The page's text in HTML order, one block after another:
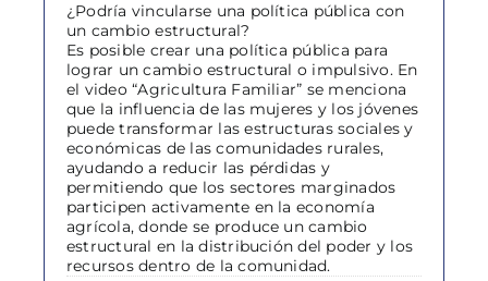
¿Podría vincularse una política pública con
un cambio estructural?
Es posible crear una política pública para
lograr un cambio estructural o impulsivo. En
el video “Agricultura Familiar” se menciona
que la influencia de las mujeres y los jóvenes
puede transformar las estructuras sociales y
económicas de las comunidades rurales,
ayudando a reducir las pérdidas y
permitiendo que los sectores marginados
participen activamente en la economía
agrícola, donde se produce un cambio
estructural en la distribución del poder y los
recursos dentro de la comunidad.